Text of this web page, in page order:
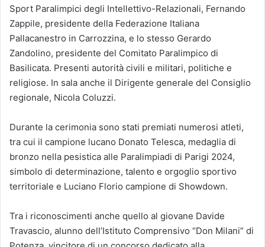
Sport Paralimpici degli Intellettivo-Relazionali, Fernando
Zappile, presidente della Federazione Italiana
Pallacanestro in Carrozzina, e lo stesso Gerardo
Zandolino, presidente del Comitato Paralimpico di
Basilicata. Presenti autorità civili e militari, politiche e
religiose. In sala anche il Dirigente generale del Consiglio
regionale, Nicola Coluzzi.
Durante la cerimonia sono stati premiati numerosi atleti,
tra cui il campione lucano Donato Telesca, medaglia di
bronzo nella pesistica alle Paralimpiadi di Parigi 2024,
simbolo di determinazione, talento e orgoglio sportivo
territoriale e Luciano Florio campione di Showdown.
Tra i riconoscimenti anche quello al giovane Davide
Travascio, alunno dell’Istituto Comprensivo “Don Milani” di